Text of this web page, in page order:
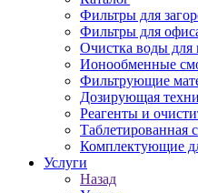
Фильтры для
Фильтры для
Очистка воды для
Ионообменные
Фильтрующие
Дозирующая
Реагенты и
Таблетированная
Комплектующие
Услуги
Назад